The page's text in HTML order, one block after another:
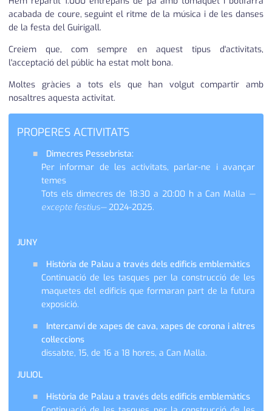
acabada de coure, seguint el ritme de la música i de les danses
de la festa del Guirigall.
Creiem que, com sempre en aquest tipus d'activitats,
l'acceptació del públic ha estat molt bona.
Moltes gràcies a tots els que han volgut compartir amb
nosaltres aquesta activitat.
PROPERES ACTIVITATS
Dimecres Pessebrista:
Per informar de les activitats, parlar-ne i avançar
temes
Tots els dimecres de 18:30 a 20:00 h a Can Malla —
excepte festius—2024-2025.
JUNY
Història de Palau a través dels edificis emblemàtics
Continuació de les tasques per la construcció de les
maquetes del edificis que formaran part de la futura
exposició.
Intercanvi de xapes de cava, xapes de corona i altres
col·leccions
dissabte, 15, de 16 a 18 hores, a Can Malla.
JULIOL
Història de Palau a través dels edificis emblemàtics